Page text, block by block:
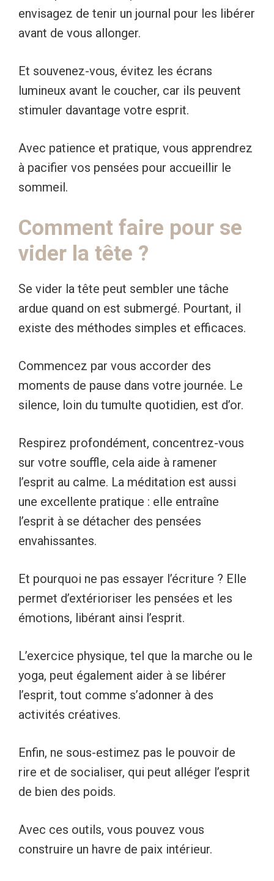
envisagez de tenir un journal pour les libérer
avant de vous allonger.
Et souvenez-vous, évitez les écrans
lumineux avant le coucher, car ils peuvent
stimuler davantage votre esprit.
Avec patience et pratique, vous apprendrez
à pacifier vos pensées pour accueillir le
sommeil.
Comment faire pour se
vider la tête ?
Se vider la tête peut sembler une tâche
ardue quand on est submergé. Pourtant, il
existe des méthodes simples et efficaces.
Commencez par vous accorder des
moments de pause dans votre journée. Le
silence, loin du tumulte quotidien, est d’or.
Respirez profondément, concentrez-vous
sur votre souffle, cela aide à ramener
l’esprit au calme. La méditation est aussi
une excellente pratique : elle entraîne
l’esprit à se détacher des pensées
envahissantes.
Et pourquoi ne pas essayer l’écriture ? Elle
permet d’extérioriser les pensées et les
émotions, libérant ainsi l’esprit.
L’exercice physique, tel que la marche ou le
yoga, peut également aider à se libérer
l’esprit, tout comme s’adonner à des
activités créatives.
Enfin, ne sous-estimez pas le pouvoir de
rire et de socialiser, qui peut alléger l’esprit
de bien des poids.
Avec ces outils, vous pouvez vous
construire un havre de paix intérieur.